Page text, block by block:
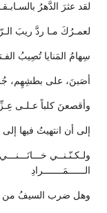
لقد عثرَ الدَّهرُ
لعمـرُكَ مـا ردَّ ريبَ
سِهامُ المَنايا تُصِيبُ
أصَبنَ، على بطشِهِم،
وأقصعنَ كلباً عـلـى
إلى أن انتهيتُ فيها
ولـكـنّـنــي
الــــــمَـــــــرادِ
وهل ضرب السيفُ من